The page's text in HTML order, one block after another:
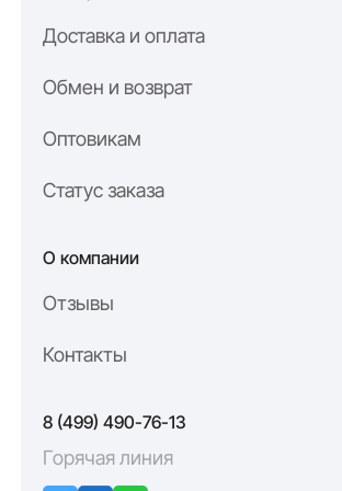
Доставка и оплата
Обмен и возврат
Оптовикам
Статус заказа
О компании
Отзывы
Контакты
8 (499) 490-76-13
Горячая линия